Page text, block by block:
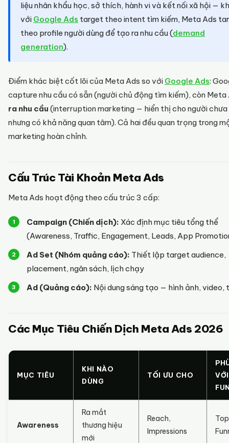
liệu nhân khẩu học, sở thích, hành vi và kết nối xã hội —
với Google Ads target theo intent tìm kiếm, Meta Ads
theo profile người dùng để tạo ra nhu cầu (demand
generation).
Điểm khác biệt cốt lõi của Meta Ads so với Google Ads:
capture nhu cầu có sẵn (người chủ động tìm kiếm), còn
ra nhu cầu (interruption marketing — hiển thị cho người
nhưng có khả năng quan tâm). Cả hai đều quan trọng trong
marketing hoàn chỉnh.
Cấu Trúc Tài Khoản Meta Ads
Meta Ads hoạt động theo cấu trúc 3 cấp:
Campaign (Chiến dịch): Xác định mục tiêu tổng thể
(Awareness, Traffic, Engagement, Leads, App
Ad Set (Nhóm quảng cáo): Thiết lập target audience,
placement, ngân sách, lịch chạy
Ad (Quảng cáo): Nội dung sáng tạo — hình ảnh, video,
Các Mục Tiêu Chiến Dịch Meta Ads 2026
MỤC TIÊU
KHI NÀO
DÙNG
TỐI ƯU CHO
VỚI
Awareness
Ra mắt
thương hiệu
mới
Reach,
Impressions